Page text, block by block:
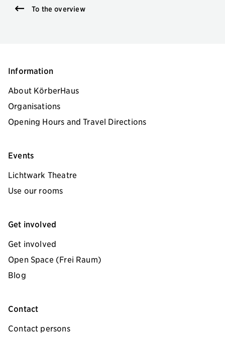
To the overview
Information
About KörberHaus
Organisations
Opening Hours and Travel Directions
Events
Lichtwark Theatre
Use our rooms
Get involved
Get involved
Open Space (Frei Raum)
Blog
Contact
Contact persons